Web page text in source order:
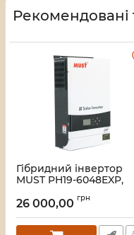
Рекомендовані
Гібридний інвертор
MUST PH19-6048EXP,
заряду 1-60А, 160-275V,
490х300х150
26 000,00 грн